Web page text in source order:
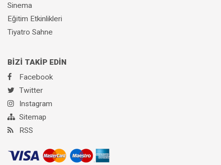
Sinema
Eğitim Etkinlikleri
Tiyatro Sahne
BİZİ TAKİP EDİN
Facebook
Twitter
Instagram
Sitemap
RSS